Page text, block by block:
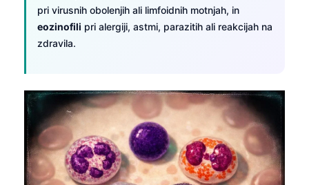
pri virusnih obolenjih ali limfoidnih motnjah, in
eozinofili pri alergiji, astmi, parazitih ali reakcijah na
zdravila.